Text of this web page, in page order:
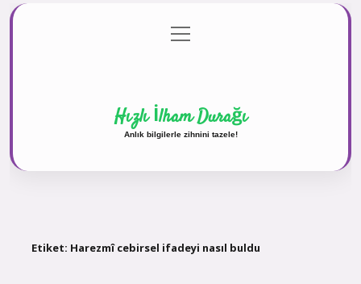
Gizlilik Politikası
menüyü
aç
Hızlı İlham Durağı
Anlık bilgilerle zihnini tazele!
Etiket: Harezmî cebirsel ifadeyi nasıl buldu